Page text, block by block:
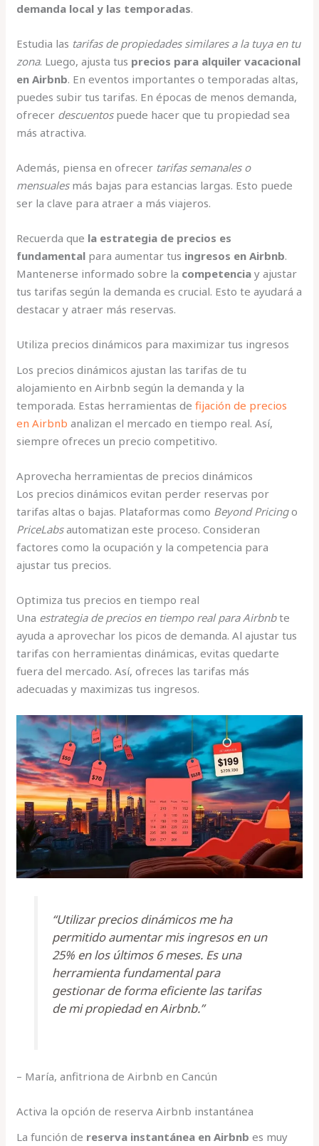
demanda local y las temporadas.
Estudia las tarifas de propiedades similares a la tuya en tu
zona. Luego, ajusta tus precios para alquiler vacacional
en Airbnb. En eventos importantes o temporadas altas,
puedes subir tus tarifas. En épocas de menos demanda,
ofrecer descuentospuede hacer que tu propiedad sea
más atractiva.
Además, piensa en ofrecer tarifas semanales o
mensualesmás bajas para estancias largas. Esto puede
ser la clave para atraer a más viajeros.
Recuerda que la estrategia de precios es
fundamental para aumentar tus ingresos en Airbnb.
Mantenerse informado sobre la competencia y ajustar
tus tarifas según la demanda es crucial. Esto te ayudará a
destacar y atraer más reservas.
Utiliza precios dinámicos para maximizar tus ingresos
Los precios dinámicos ajustan las tarifas de tu
alojamiento en Airbnb según la demanda y la
temporada. Estas herramientas defijación de precios
en Airbnb analizan el mercado en tiempo real. Así,
siempre ofreces un precio competitivo.
Aprovecha herramientas de precios dinámicos
Los precios dinámicos evitan perder reservas por
tarifas altas o bajas. Plataformas como Beyond Pricingo
PriceLabsautomatizan este proceso. Consideran
factores como la ocupación y la competencia para
ajustar tus precios.
Optimiza tus precios en tiempo real
Una estrategia de precios en tiempo real para Airbnbte
ayuda a aprovechar los picos de demanda. Al ajustar tus
tarifas con herramientas dinámicas, evitas quedarte
fuera del mercado. Así, ofreces las tarifas más
adecuadas y maximizas tus ingresos.
“Utilizar precios dinámicos me ha
permitido aumentar mis ingresos en un
25% en los últimos 6 meses. Es una
herramienta fundamental para
gestionar de forma eficiente las tarifas
de mi propiedad en Airbnb.”
– María, anfitriona de Airbnb en Cancún
Activa la opción de reserva Airbnb instantánea
La función de reserva instantánea en Airbnb es muy